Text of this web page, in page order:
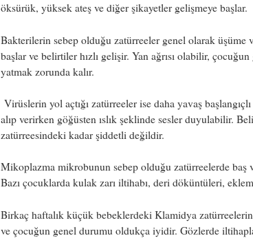
öksürük, yüksek ateş ve diğer şikayetler gelişmeye başlar.
Bakterilerin sebep olduğu zatürreeler genel olarak üşüme
başlar ve belirtiler hızlı gelişir. Yan ağrısı olabilir,
yatmak zorunda kalır.
Virüslerin yol açtığı zatürreeler ise daha yavaş
alıp verirken göğüsten ıslık şeklinde sesler duyulabilir.
zatürreesindeki kadar şiddetli değildir.
Mikoplazma mikrobunun sebep olduğu zatürreelerde baş
Bazı çocuklarda kulak zarı iltihabı, deri döküntüleri,
Birkaç haftalık küçük bebeklerdeki Klamidya
ve çocuğun genel durumu oldukça iyidir. Gözlerde